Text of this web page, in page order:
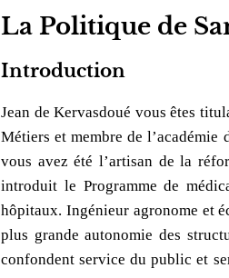
La Politique de
Introduction
Jean de Kervasdoué vous êtes
Métiers et membre de
vous avez été l’artisan de la
introduit le Programme de
hôpitaux. Ingénieur agronome et
plus grande autonomie des
confondent service du public et